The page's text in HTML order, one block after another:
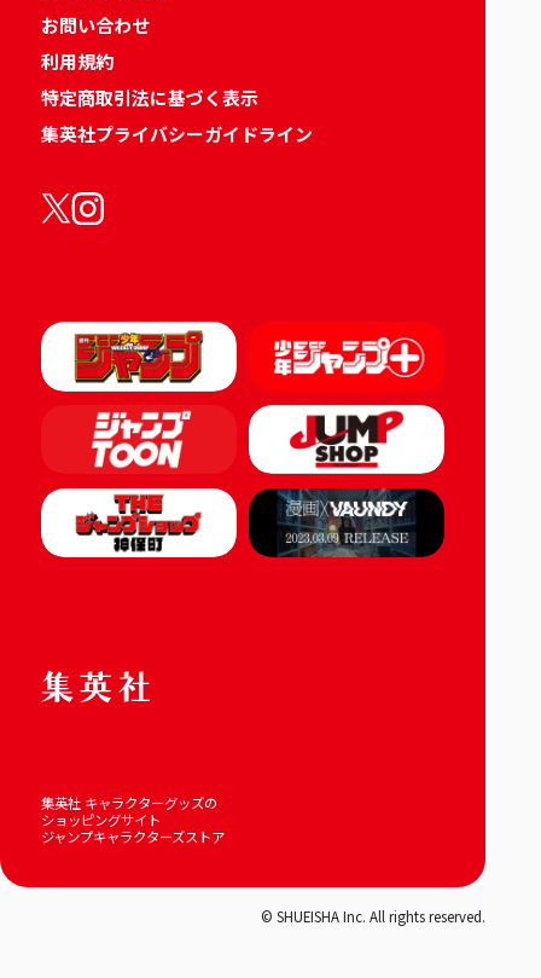
お問い合わせ
利用規約
特定商取引法に基づく表示
集英社プライバシーガイドライン
集英社 キャラクターグッズの
ショッピングサイト
ジャンプキャラクターズストア
© SHUEISHA Inc. All rights reserved.